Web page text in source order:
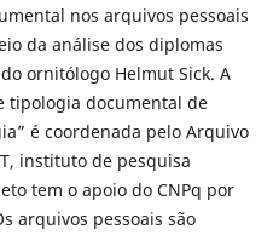
nos arquivos pessoais
da análise dos diplomas
ornitólogo Helmut Sick. A
tipologia documental de
é coordenada pelo Arquivo
instituto de pesquisa
tem o apoio do CNPq por
arquivos pessoais são